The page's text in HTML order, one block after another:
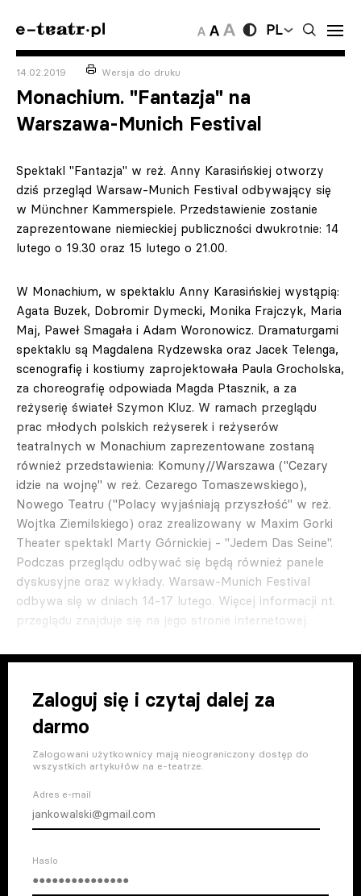
PL
14.02.2019 Wersja do druku
Monachium. "Fantazja" na
Warszawa-Munich Festival
Spektakl "Fantazja" w reż. Anny Karasińskiej otworzy
dziś przegląd Warsaw-Munich Festival odbywający się
w Münchner Kammerspiele. Przedstawienie zostanie
zaprezentowane niemieckiej publiczności dwukrotnie: 14
lutego o 19.30 oraz 15 lutego o 21.00.
W Monachium, w spektaklu Anny Karasińskiej wystąpią:
Agata Buzek, Dobromir Dymecki, Monika Frajczyk, Maria
Maj, Paweł Smagała i Adam Woronowicz. Dramaturgami
spektaklu są Magdalena Rydzewska oraz Jacek Telenga,
scenografię i kostiumy zaprojektowała Paula Grocholska,
za choreografię odpowiada Magda Ptasznik, a za
reżyserię świateł Szymon Kluz. W ramach przeglądu
prac młodych polskich reżyserek i reżyserów
teatralnych w Monachium zaprezentowane zostaną
również przedstawienia: Komuny//Warszawa ("Cezary
idzie na wojnę" w reż. Cezarego Tomaszewskiego),
Nowego Teatru ("Polacy wyjaśniają przyszłość" w reż.
Wojtka Ziemilskiego) oraz zrealizowany w Maxim Gorki
Theater spektakl Marty Górnickiej - "Jedem Das Seine".
Podczas przeglądu odbywać się będą również panele
dyskusyjne oraz wykłady. Warsaw-Munich Festival
odbywa się w dniach 14-17 lutego. Więcej informacji nt.
przeglądu znajduje się na jego stronie internetowej.
Zaloguj się i czytaj dalej za
darmo
Zalogowani użytkownicy mają nieograniczony dostęp do
wszystkich artykułów na e-teatrze.
Adres e-mail
Haslo